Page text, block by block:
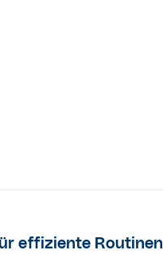
effiziente Routinen